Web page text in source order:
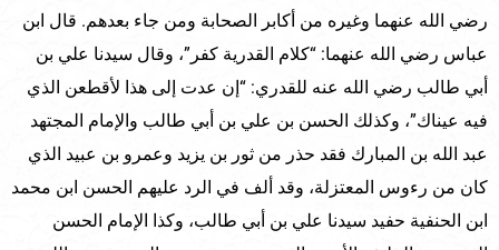
رضي الله عنهما وغيره من أكابر الصحابة ومن جاء بعدهم. قال ابن
عباس رضي الله عنهما: “كلام القدرية كفر”، وقال سيدنا علي بن
أبي طالب رضي الله عنه للقدري: “إن عدت إلى هذا لأقطعن الذي
فيه عيناك”، وكذلك الحسن بن علي بن أبي طالب والإمام المجتهد
عبد الله بن المبارك فقد حذر من ثور بن يزيد وعمرو بن عبيد الذي
كان من رءوس المعتزلة، وقد ألف في الرد عليهم الحسن ابن محمد
ابن الحنفية حفيد سيدنا علي بن أبي طالب، وكذا الإمام الحسن